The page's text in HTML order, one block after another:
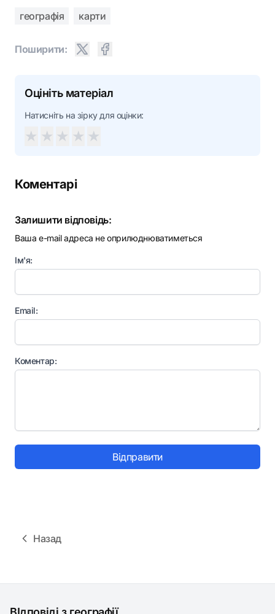
географія карти
Поширити:
Оцініть матеріал
Натисніть на зірку для оцінки:
★ ★ ★ ★ ★
Коментарі
Залишити відповідь:
Ваша e-mail адреса не оприлюднюватиметься
Ім'я:
Email:
Коментар:
Відправити
Назад